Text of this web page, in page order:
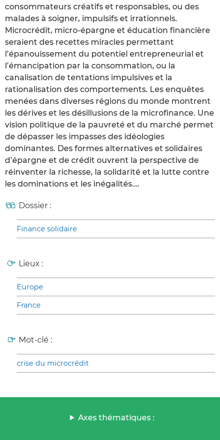
consommateurs créatifs et responsables, ou des
malades à soigner, impulsifs et irrationnels.
Microcrédit, micro-épargne et éducation financière
seraient des recettes miracles permettant
l’épanouissement du potentiel entrepreneurial et
l’émancipation par la consommation, ou la
canalisation de tentations impulsives et la
rationalisation des comportements. Les enquêtes
menées dans diverses régions du monde montrent
les dérives et les désillusions de la microfinance. Une
vision politique de la pauvreté et du marché permet
de dépasser les impasses des idéologies
dominantes. Des formes alternatives et solidaires
d’épargne et de crédit ouvrent la perspective de
réinventer la richesse, la solidarité et la lutte contre
les dominations et les inégalités….
Dossier :
Finance solidaire
Lieux :
Europe
France
Mot-clé :
crise du microcrédit
Axes thématiques :